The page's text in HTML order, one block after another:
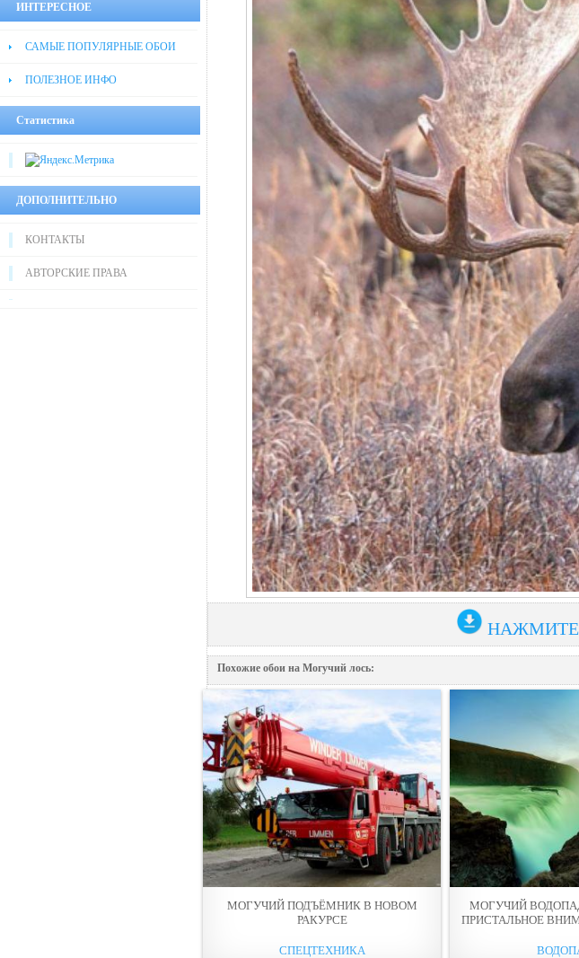
ИНТЕРЕСНОЕ
САМЫЕ ПОПУЛЯРНЫЕ ОБОИ
ПОЛЕЗНОЕ ИНФО
Статистика
ДОПОЛНИТЕЛЬНО
КОНТАКТЫ
АВТОРСКИЕ ПРАВА
НАЖМИТЕ
Похожие обои на Могучий лось:
МОГУЧИЙ ПОДЪЁМНИК В НОВОМ
РАКУРСЕ
СПЕЦТЕХНИКА
МОГУЧИЙ
ПРИСТАЛЬНОЕ